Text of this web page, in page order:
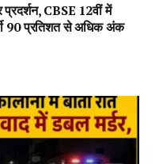
CBSE 12वीं में
90 प्रतिशत से अधिक अंक